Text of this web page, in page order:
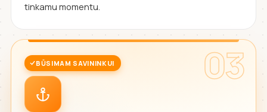
tinkamu momentu.
03
BŪSIMAM SAVININKUI